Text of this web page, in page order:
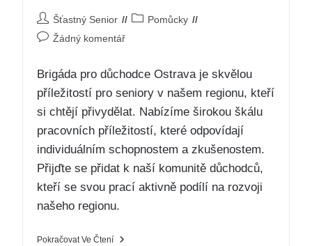
Šťastný Senior
Pomůcky
Žádný komentář
Brigáda pro důchodce Ostrava je skvělou
příležitostí pro seniory v našem regionu, kteří
si chtějí přivydělat. Nabízíme širokou škálu
pracovních příležitostí, které odpovídají
individuálním schopnostem a zkušenostem.
Přijďte se přidat k naší komunitě důchodců,
kteří se svou prací aktivně podílí na rozvoji
našeho regionu.
Pokračovat Ve Čtení